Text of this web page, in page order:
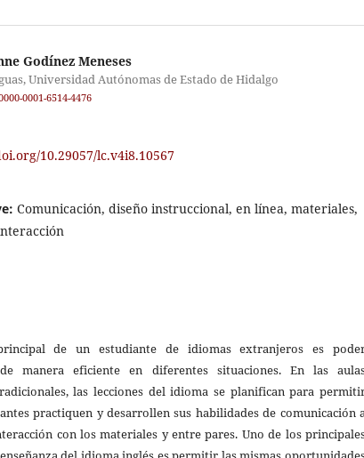
Godínez Meneses
Universidad Autónomas de Estado de Hidalgo
0001-6514-4476
10.29057/lc.v4i8.10567
Comunicación, diseño instruccional, en línea, materiales,
de un estudiante de idiomas extranjeros es
manera eficiente en diferentes situaciones. En las
las lecciones del idioma se planifican para
practiquen y desarrollen sus habilidades de comunicación
con los materiales y entre pares. Uno de los